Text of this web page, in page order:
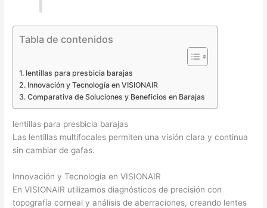
Tabla de contenidos
lentillas para presbicia barajas
Innovación y Tecnología en VISIONAIR
Comparativa de Soluciones y Beneficios en Barajas
lentillas para presbicia barajas
Las lentillas multifocales permiten una visión clara y continua
sin cambiar de gafas.
Innovación y Tecnología en VISIONAIR
En VISIONAIR utilizamos diagnósticos de precisión con
topografía corneal y análisis de aberraciones, creando lentes